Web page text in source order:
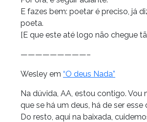
E fazes bem: poetar é preciso, já
poeta.
[E que este até logo não chegue
—————————–
Wesley em “O deus Nada”
Na dúvida, AA, estou contigo. Vou
que se há um deus, há de ser esse
Do resto, aqui na baixada,